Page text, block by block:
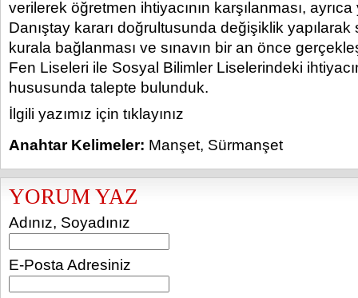
verilerek öğretmen ihtiyacının karşılanması,
Danıştay kararı doğrultusunda değişiklik yapılarak
kurala bağlanması ve sınavın bir an önce
Fen Liseleri ile Sosyal Bilimler Liselerindeki
hususunda talepte bulunduk.
İlgili yazımız için tıklayınız
Anahtar Kelimeler: Manşet, Sürmanşet
YORUM YAZ
Adınız, Soyadınız
E-Posta Adresiniz